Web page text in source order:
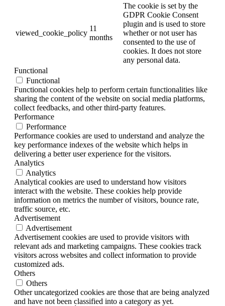
viewed_cookie_policy
11
months
The cookie is set by the
GDPR Cookie Consent
plugin and is used to store
whether or not user has
consented to the use of
cookies. It does not store
any personal data.
Functional
Functional
Functional cookies help to perform certain functionalities like
sharing the content of the website on social media platforms,
collect feedbacks, and other third-party features.
Performance
Performance
Performance cookies are used to understand and analyze the
key performance indexes of the website which helps in
delivering a better user experience for the visitors.
Analytics
Analytics
Analytical cookies are used to understand how visitors
interact with the website. These cookies help provide
information on metrics the number of visitors, bounce rate,
traffic source, etc.
Advertisement
Advertisement
Advertisement cookies are used to provide visitors with
relevant ads and marketing campaigns. These cookies track
visitors across websites and collect information to provide
customized ads.
Others
Others
Other uncategorized cookies are those that are being analyzed
and have not been classified into a category as yet.